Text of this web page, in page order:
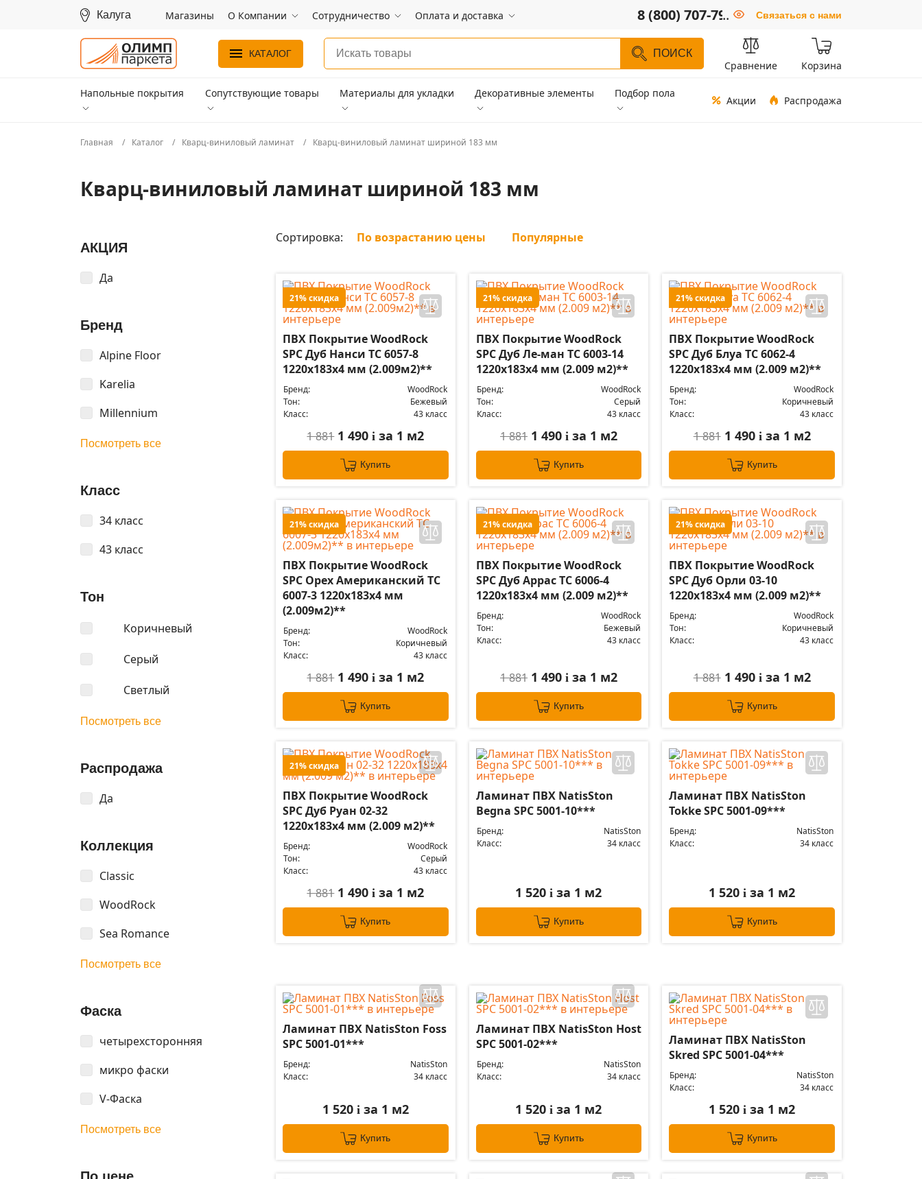
Калуга Магазины О Компании Сотрудничество Оплата и доставка 8 (800) 707-79-66
.. Связаться с нами
КАТАЛОГ ПОИСК
Сравнение Корзина
Напольные покрытия Сопутствующие товары Материалы для укладки Декоративные элементы Подбор пола
Акции Распродажа
Главная Каталог Кварц-виниловый ламинат Кварц-виниловый ламинат шириной 183 мм
Кварц-виниловый ламинат шириной 183 мм
АКЦИЯ
Да
Бренд
Alpine Floor
Karelia
Millennium
Посмотреть все
Класс
34 класс
43 класс
Тон
Коричневый
Серый
Светлый
Посмотреть все
Распродажа
Да
Коллекция
Classic
WoodRock
Sea Romance
Посмотреть все
Фаска
четырехсторонняя
микро фаски
V-Фаска
Посмотреть все
Сортировка: По возрастанию цены Популярные
21% скидка
ПВХ Покрытие WoodRock
SPC Дуб Нанси TC 6057-8
1220х183х4 мм (2.009м2)**
Бренд:
WoodRock
Тон:
Бежевый
Класс:
43 класс
1 881 1 490i за 1 м2
Купить
21% скидка
ПВХ Покрытие WoodRock
SPC Дуб Ле-ман TC 6003-14
1220х183х4 мм (2.009 м2)**
Бренд:
WoodRock
Тон:
Серый
Класс:
43 класс
1 881 1 490 iза 1 м2
Купить
21% скидка
ПВХ Покрытие WoodRock
SPC Дуб Блуа TC 6062-4
1220х183х4 мм (2.009 м2)**
Бренд:
WoodRock
Тон:
Коричневый
Класс:
43 класс
1 881 1 490 iза 1 м2
Купить
21% скидка
ПВХ Покрытие WoodRock
SPC Орех Американский TC
6007-3 1220х183х4 мм
(2.009м2)**
Бренд:
WoodRock
Тон:
Коричневый
Класс:
43 класс
1 881 1 490i за 1 м2
Купить
21% скидка
ПВХ Покрытие WoodRock
SPC Дуб Аррас TC 6006-4
1220х183х4 мм (2.009 м2)**
Бренд:
WoodRock
Тон:
Бежевый
Класс:
43 класс
1 881 1 490 iза 1 м2
Купить
21% скидка
ПВХ Покрытие WoodRock
SPC Дуб Орли 03-10
1220х183х4 мм (2.009 м2)**
Бренд:
WoodRock
Тон:
Коричневый
Класс:
43 класс
1 881 1 490 iза 1 м2
Купить
21% скидка
ПВХ Покрытие WoodRock
SPC Дуб Руан 02-32
1220х183х4 мм (2.009 м2)**
Бренд:
WoodRock
Тон:
Серый
Класс:
43 класс
1 881 1 490i за 1 м2
Купить
Ламинат ПВХ NatisSton
Begna SPC 5001-10***
Бренд:
NatisSton
Класс:
34 класс
1 520i за 1 м2
Купить
Ламинат ПВХ NatisSton
Tokke SPC 5001-09***
Бренд:
NatisSton
Класс:
34 класс
1 520i за 1 м2
Купить
Ламинат ПВХ NatisSton Foss
SPC 5001-01***
Бренд:
NatisSton
Класс:
34 класс
1 520 iза 1 м2
Купить
Ламинат ПВХ NatisSton Host
SPC 5001-02***
Бренд:
NatisSton
Класс:
34 класс
1 520i за 1 м2
Купить
Ламинат ПВХ NatisSton
Skred SPC 5001-04***
Бренд:
NatisSton
Класс:
34 класс
1 520i за 1 м2
Купить